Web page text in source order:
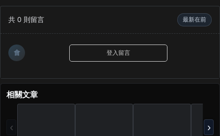
共 0 則留言 最新在前
會 登入留言
相關文章
‹ ›